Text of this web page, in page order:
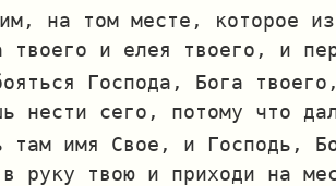
на том месте, которое
и елея твоего, и
Господа, Бога
нести сего, потому что
там имя Свое, и Господь,
руку твою и приходи на